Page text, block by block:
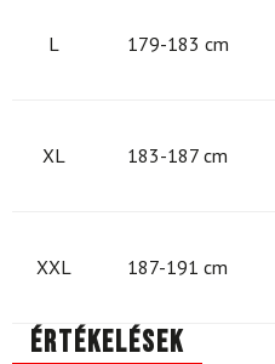
L 179-183 cm
XL 183-187 cm
XXL 187-191 cm
Értékelések